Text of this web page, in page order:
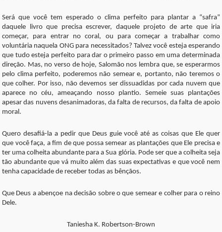
Será que você tem esperado o clima perfeito para plantar a “safra”
daquele livro que precisa escrever, daquele projeto de arte que iria
começar, para entrar no coral, ou para começar a trabalhar como
voluntária naquela ONG para necessitados? Talvez você esteja esperando
que tudo esteja perfeito para dar o primeiro passo em uma determinada
direção. Mas, no verso de hoje, Salomão nos lembra que, se esperarmos
pelo clima perfeito, poderemos não semear e, portanto, não teremos o
que colher. Por isso, não devemos ser dissuadidas por cada nuvem que
aparece no céu, ameaçando nosso plantio. Semeie suas plantações
apesar das nuvens desanimadoras, da falta de recursos, da falta de apoio
moral.
Quero desafiá-la a pedir que Deus guie você até as coisas que Ele quer
que você faça, a fim de que possa semear as plantações que Ele precisa e
ter uma colheita abundante para a Sua glória. Pode ser que a colheita seja
tão abundante que vá muito além das suas expectativas e que você nem
tenha capacidade de receber todas as bênçãos.
Que Deus a abençoe na decisão sobre o que semear e colher para o reino
Dele.
Taniesha K. Robertson-Brown